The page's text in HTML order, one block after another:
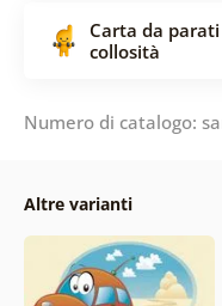
Carta da
collosità
Numero di catalogo:
Altre varianti